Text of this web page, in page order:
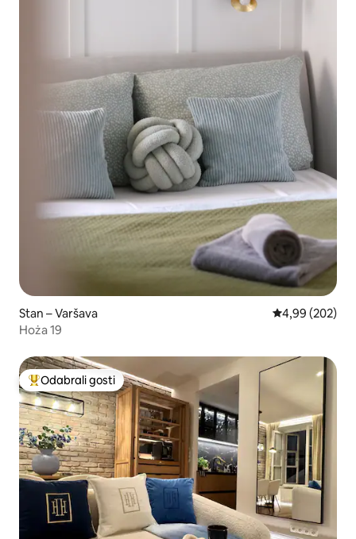
Stan – Varšava Prosječna
4,99 (202)
Hoża 19
Među najviše rangiranima s oznakom „Odabrali gosti”
Odabrali gosti